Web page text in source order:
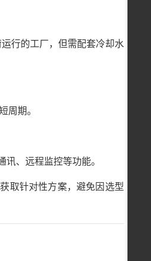
行的工厂，但需配套冷却水
周期。
、远程监控等功能。
取针对性方案，避免因选型